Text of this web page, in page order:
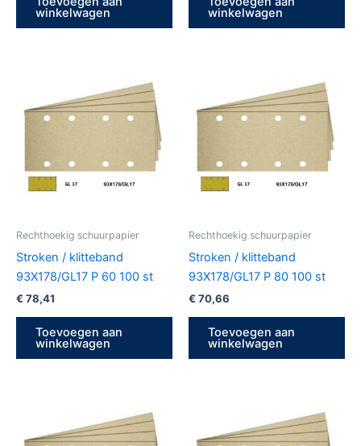
winkelwagen winkelwagen
Rechthoekig schuurpapier
Stroken / klitteband
93X178/GL17 P 60 100 st
€ 78,41
Toevoegen aan
winkelwagen
Rechthoekig schuurpapier
Stroken / klitteband
93X178/GL17 P 80 100 st
€ 70,66
Toevoegen aan
winkelwagen